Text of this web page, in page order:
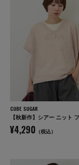
CUBE SUGAR
¥4,290 （税込）